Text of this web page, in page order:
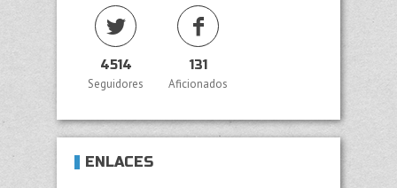
4514
Seguidores
131
Aficionados
ENLACES